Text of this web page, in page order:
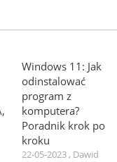
Windows 11: Jak
odinstalować
program z
komputera?
Poradnik krok po
kroku
22-05-2023 , Dawid